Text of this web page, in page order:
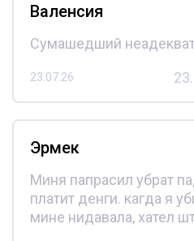
Валенсия
Сумашедший
23.07.26
Эрмек
Миня папрасил убрат
платит денги. кагда я
мине нидавала, хател